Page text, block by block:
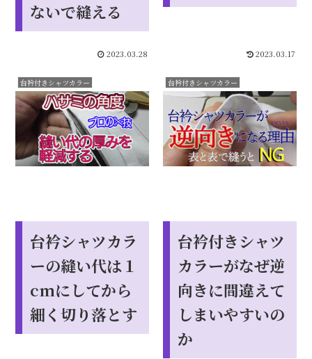
ないで縫える
2023.03.28 2023.03.17
台衿付きシャツカラー
台衿シャツカラ
ーの縫い代は１
cmにしてから
細く切り落とす
台衿付きシャツカラー
台衿付きシャツ
カラーがなぜ逆
向きに間違えて
しまいやすいの
か